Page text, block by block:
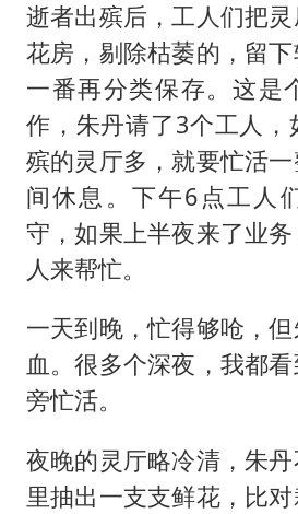
逝者出殡后，工人们把
花房，剔除枯萎的，留
一番再分类保存。这是
作，朱丹请了3个工人，
殡的灵厅多，就要忙活
间休息。下午6点工人
守，如果上半夜来了业
人来帮忙。
一天到晚，忙得够呛，
血。很多个深夜，我都
旁忙活。
夜晚的灵厅略冷清，朱
里抽出一支支鲜花，比